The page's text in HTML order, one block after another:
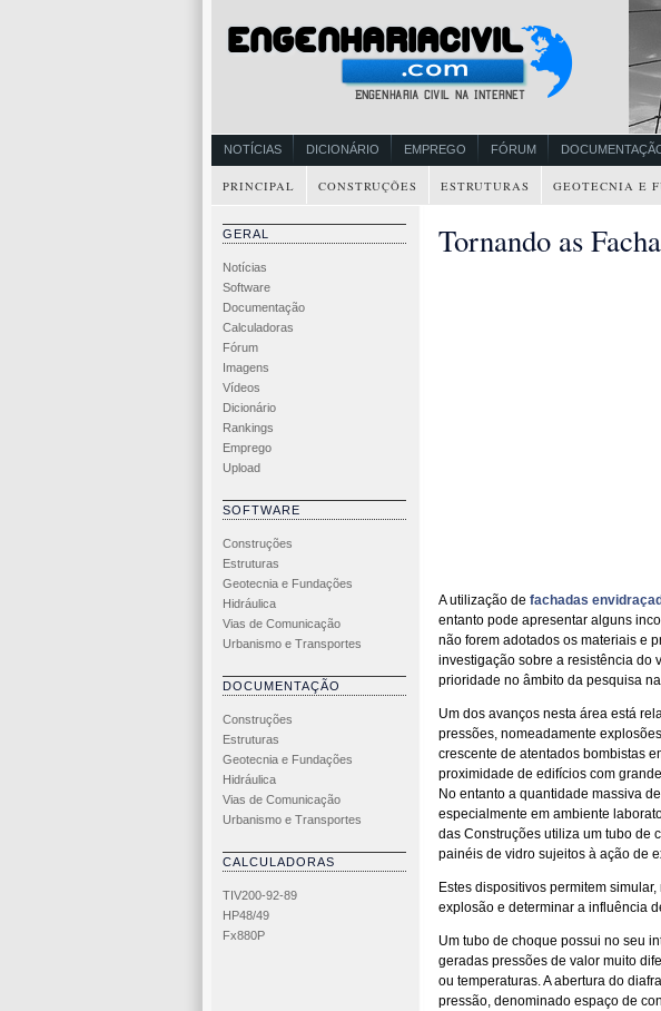
NOTÍCIAS DICIONÁRIO EMPREGO FÓRUM
PRINCIPAL CONSTRUÇÕES ESTRUTURAS GEOTECNIA E
GERAL
Notícias
Software
Documentação
Calculadoras
Fórum
Imagens
Vídeos
Dicionário
Rankings
Emprego
Upload
SOFTWARE
Construções
Estruturas
Geotecnia e Fundações
Hidráulica
Vias de Comunicação
Urbanismo e Transportes
DOCUMENTAÇÃO
Construções
Estruturas
Geotecnia e Fundações
Hidráulica
Vias de Comunicação
Urbanismo e Transportes
CALCULADORAS
TIV200-92-89
HP48/49
Fx880P
Tornando as
A utilização de fachadas
entanto pode apresentar alguns
não forem adotados os materiais e
investigação sobre a resistência do
prioridade no âmbito da pesquisa
Um dos avanços nesta área está
pressões, nomeadamente
crescente de atentados bombistas
proximidade de edifícios com
No entanto a quantidade massiva
especialmente em ambiente
das Construções utiliza um tubo de
painéis de vidro sujeitos à ação de
Estes dispositivos permitem
explosão e determinar a influência
Um tubo de choque possui no seu
geradas pressões de valor muito
ou temperaturas. A abertura do
pressão, denominado espaço de